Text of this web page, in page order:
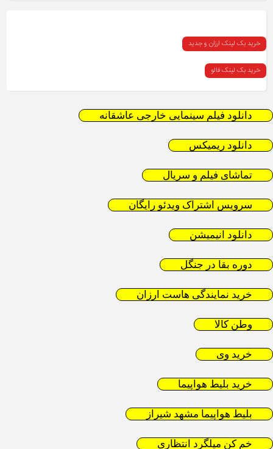
خرید بک لینک ارزان و جدید
خرید بک لینک فالو
دانلود فیلم سینمایی خارجی عاشقانه
دانلود ریمیکس
تماشای فیلم و سریال
سرویس اشتراک ویدئو رایگان
دانلود انیمیشن
دوره بقا در جنگل
خرید نمایندگی هاست ارزان
وطن کالا
خرید وی
خرید بلیط هواپیما
بلیط هواپیما مشهد شیراز
خم کن میلگرد انتظاری